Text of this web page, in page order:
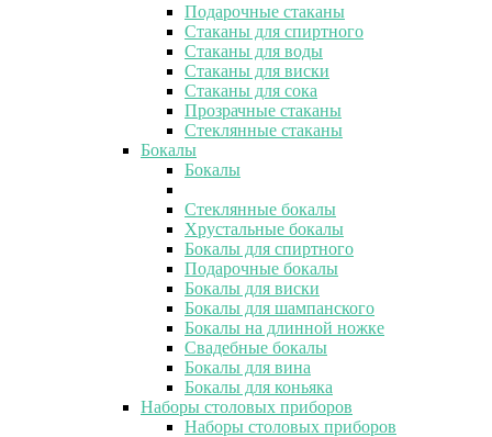
Подарочные стаканы
Стаканы для спиртного
Стаканы для воды
Стаканы для виски
Стаканы для сока
Прозрачные стаканы
Стеклянные стаканы
Бокалы
Бокалы
Стеклянные бокалы
Хрустальные бокалы
Бокалы для спиртного
Подарочные бокалы
Бокалы для виски
Бокалы для шампанского
Бокалы на длинной ножке
Свадебные бокалы
Бокалы для вина
Бокалы для коньяка
Наборы столовых приборов
Наборы столовых приборов